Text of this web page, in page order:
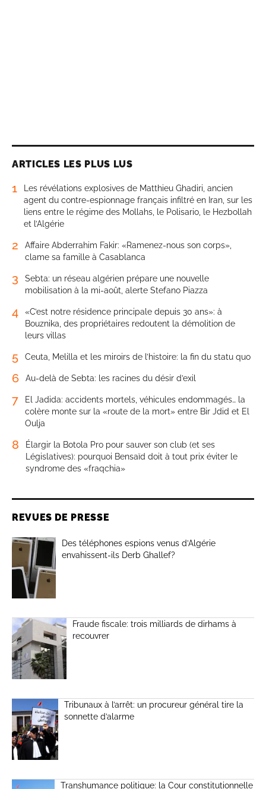
ARTICLES LES PLUS LUS
1
Les révélations explosives de Matthieu Ghadiri, ancien
agent du contre-espionnage français infiltré en Iran, sur les
liens entre le régime des Mollahs, le Polisario, le Hezbollah
et l’Algérie
2
Affaire Abderrahim Fakir: «Ramenez-nous son corps»,
clame sa famille à Casablanca
3
Sebta: un réseau algérien prépare une nouvelle
mobilisation à la mi-août, alerte Stefano Piazza
4
«C’est notre résidence principale depuis 30 ans»: à
Bouznika, des propriétaires redoutent la démolition de
leurs villas
5 Ceuta, Melilla et les miroirs de l’histoire: la fin du statu quo
6 Au-delà de Sebta: les racines du désir d’exil
7
El Jadida: accidents mortels, véhicules endommagés… la
colère monte sur la «route de la mort» entre Bir Jdid et El
Oulja
8
Élargir la Botola Pro pour sauver son club (et ses
Législatives): pourquoi Bensaïd doit à tout prix éviter le
syndrome des «fraqchia»
REVUES DE PRESSE
Des téléphones espions venus d’Algérie
envahissent-ils Derb Ghallef?
Fraude fiscale: trois milliards de dirhams à
recouvrer
Tribunaux à l’arrêt: un procureur général tire la
sonnette d’alarme
Transhumance politique: la Cour constitutionnelle